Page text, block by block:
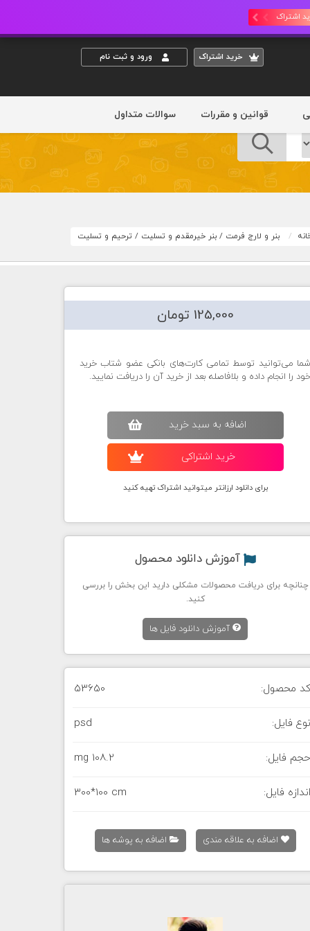
اشتراک
خريد اشتراک ورود و ثبت نام
قوانین و مقررات سوالات متداول
بنر و لارج فرمت / بنر خیرمقدم و تسلیت / ترحیم و تسلیت
125,000 تومان
شما می‌توانید توسط تمامی کارت‌های بانکی عضو شتاب خرید
خود را انجام داده و بلافاصله بعد از خرید آن را دریافت نمایید.
اضافه به سبد خريد
خريد اشتراکی
برای دانلود ارزانتر میتوانید اشتراک تهیه کنید
آموزش دانلود محصول
چنانچه برای دریافت محصولات مشکلی دارید این بخش را بررسی
کنید.
آموزش دانلود فایل ها
کد محصول: 53650
نوع فایل: psd
حجم فایل: 108.2 mg
اندازه فایل: 300*100 cm
اضافه به علاقه مندی اضافه به پوشه ها